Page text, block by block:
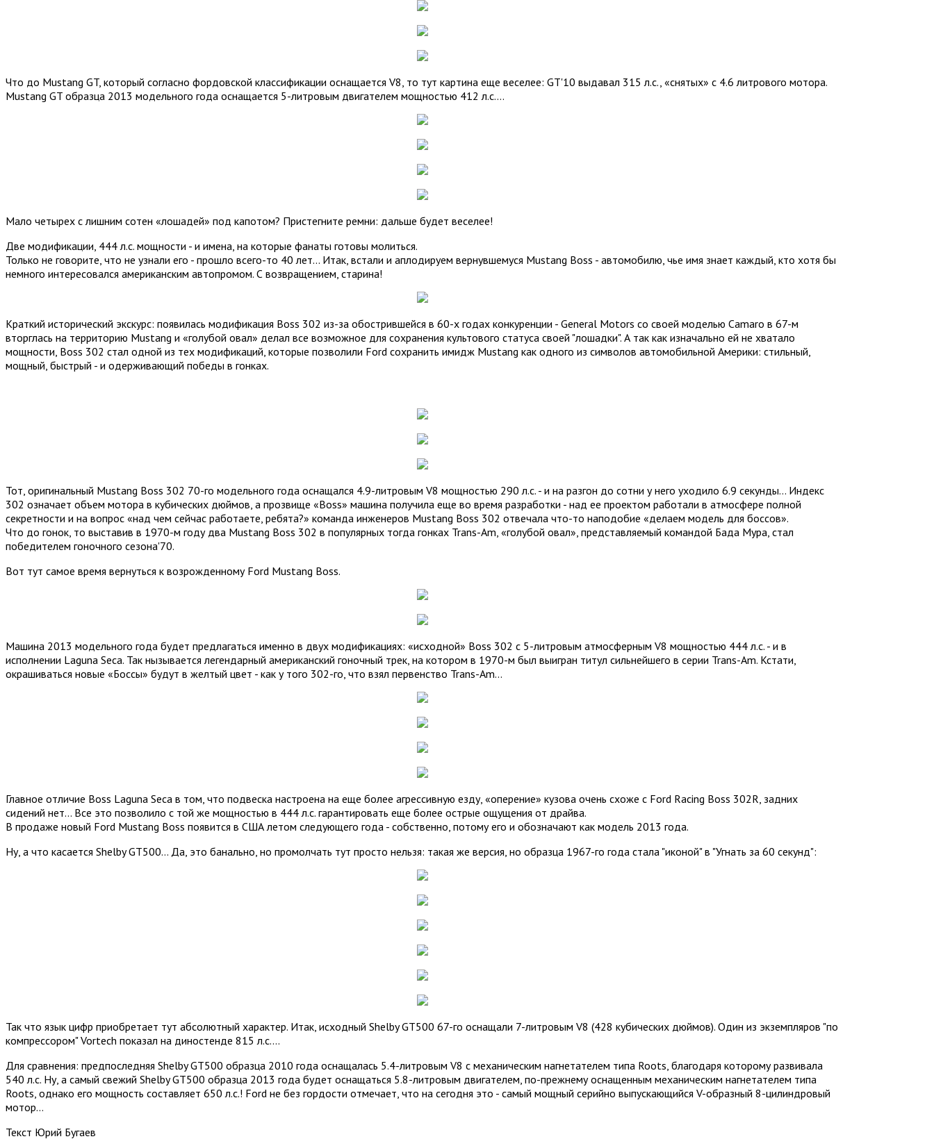
Что до Mustang GT, который согласно фордовской классификации оснащается V8, то тут картина еще веселее: GT'10 выдавал 315 л.с., «снятых» с 4.6 литрового мотора.
Mustang GT образца 2013 модельного года оснащается 5-литровым двигателем мощностью 412 л.с....
Мало четырех с лишним сотен «лошадей» под капотом? Пристегните ремни: дальше будет веселее!
Две модификации, 444 л.с. мощности - и имена, на которые фанаты готовы молиться.
Только не говорите, что не узнали его - прошло всего-то 40 лет... Итак, встали и аплодируем вернувшемуся Mustang Boss - автомобилю, чье имя знает каждый, кто хотя бы
немного интересовался американским автопромом. С возвращением, старина!
Краткий исторический экскурс: появилась модификация Boss 302 из-за обострившейся в 60-х годах конкуренции - General Motors со своей моделью Camaro в 67-м
вторглась на территорию Mustang и «голубой овал» делал все возможное для сохранения культового статуса своей "лошадки". А так как изначально ей не хватало
мощности, Boss 302 стал одной из тех модификаций, которые позволили Ford сохранить имидж Mustang как одного из символов автомобильной Америки: стильный,
мощный, быстрый - и одерживающий победы в гонках.
Тот, оригинальный Mustang Boss 302 70-го модельного года оснащался 4.9-литровым V8 мощностью 290 л.с. - и на разгон до сотни у него уходило 6.9 секунды... Индекс
302 означает объем мотора в кубических дюймов, а прозвище «Boss» машина получила еще во время разработки - над ее проектом работали в атмосфере полной
секретности и на вопрос «над чем сейчас работаете, ребята?» команда инженеров Mustang Boss 302 отвечала что-то наподобие «делаем модель для боссов».
Что до гонок, то выставив в 1970-м году два Mustang Boss 302 в популярных тогда гонках Trans-Am, «голубой овал», представляемый командой Бада Мура, стал
победителем гоночного сезона'70.
Вот тут самое время вернуться к возрожденному Ford Mustang Boss.
Машина 2013 модельного года будет предлагаться именно в двух модификациях: «исходной» Boss 302 с 5-литровым атмосферным V8 мощностью 444 л.с. - и в
исполнении Laguna Seca. Так нызывается легендарный американский гоночный трек, на котором в 1970-м был выигран титул сильнейшего в серии Trans-Am. Кстати,
окрашиваться новые «Боссы» будут в желтый цвет - как у того 302-го, что взял первенство Trans-Am...
Главное отличие Boss Laguna Seca в том, что подвеска настроена на еще более агрессивную езду, «оперение» кузова очень схоже с Ford Racing Boss 302R, задних
сидений нет... Все это позволило с той же мощностью в 444 л.с. гарантировать еще более острые ощущения от драйва.
В продаже новый Ford Mustang Boss появится в США летом следующего года - собственно, потому его и обозначают как модель 2013 года.
Ну, а что касается Shelby GT500... Да, это банально, но промолчать тут просто нельзя: такая же версия, но образца 1967-го года стала "иконой" в "Угнать за 60 секунд":
Так что язык цифр приобретает тут абсолютный характер. Итак, исходный Shelby GT500 67-го оснащали 7-литровым V8 (428 кубических дюймов). Один из экземпляров "по
компрессором" Vortech показал на диностенде 815 л.с....
Для сравнения: предпоследняя Shelby GT500 образца 2010 года оснащалась 5.4-литровым V8 с механическим нагнетателем типа Roots, благодаря которому развивала
540 л.с. Ну, а самый свежий Shelby GT500 образца 2013 года будет оснащаться 5.8-литровым двигателем, по-прежнему оснащенным механическим нагнетателем типа
Roots, однако его мощность составляет 650 л.с.! Ford не без гордости отмечает, что на сегодня это - самый мощный серийно выпускающийся V-образный 8-цилиндровый
мотор…
Текст Юрий Бугаев